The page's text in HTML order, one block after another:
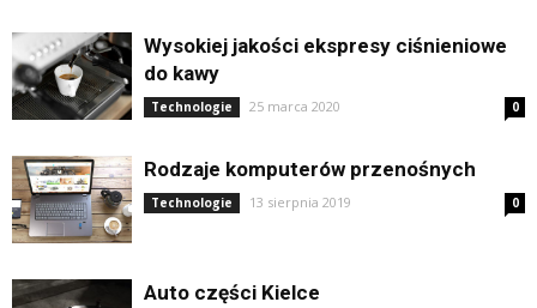
Wysokiej jakości ekspresy ciśnieniowe
do kawy
Technologie 25 marca 2020 0
Rodzaje komputerów przenośnych
Technologie 13 sierpnia 2019 0
Auto części Kielce